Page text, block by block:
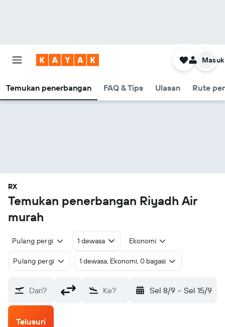
Temukan penerbangan FAQ & Tips Ulasan Rute
Masuk
RX
Temukan penerbangan Riyadh Air
murah
Pulang pergi 1 dewasa Ekonomi
Pulang pergi 1 dewasa, Ekonomi, 0 bagasi
Dari? Ke? Sel 8/9 - Sel 15/9
Telusuri